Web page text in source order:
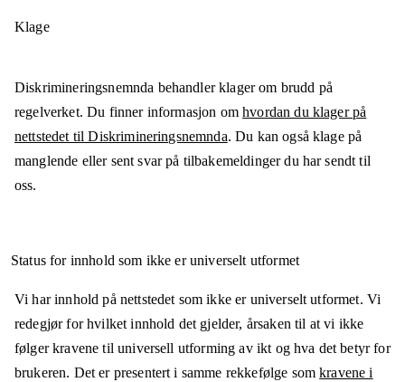
Klage
Diskrimineringsnemnda behandler klager om brudd på
regelverket. Du finner informasjon omhvordan du klager på
nettstedet til Diskrimineringsnemnda. Du kan også klage på
manglende eller sent svar på tilbakemeldinger du har sendt til
oss.
Status for innhold som ikke er universelt utformet
Vi har innhold på nettstedet som ikke er universelt utformet. Vi
redegjør for hvilket innhold det gjelder, årsaken til at vi ikke
følger kravene til universell utforming av ikt og hva det betyr for
brukeren. Det er presentert i samme rekkefølge somkravene i